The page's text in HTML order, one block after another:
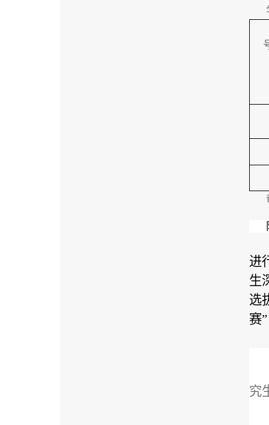
进
生
选
赛
究